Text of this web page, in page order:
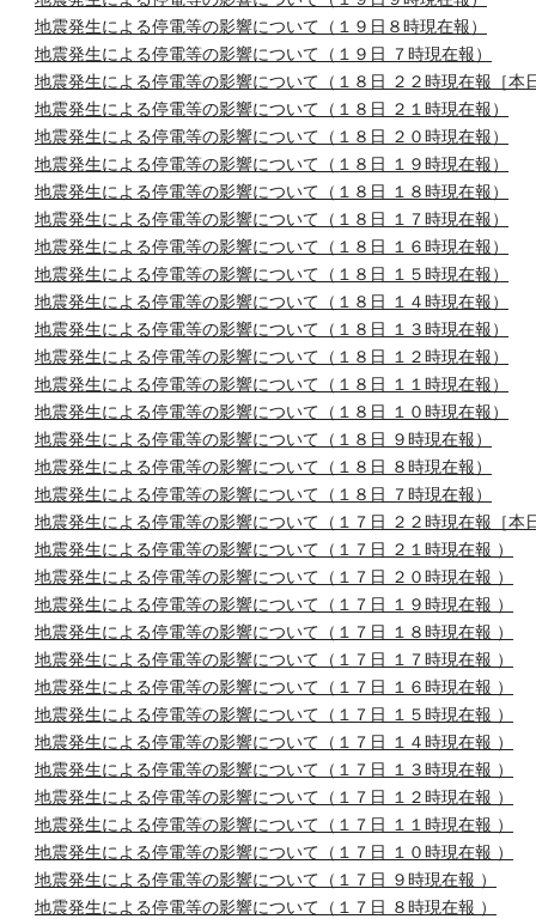
地震発生による停電等の影響について（１９日８時現在報）
地震発生による停電等の影響について（１９日 ７時現在報）
地震発生による停電等の影響について（１８日 ２２時現在報［本
地震発生による停電等の影響について（１８日 ２１時現在報）
地震発生による停電等の影響について（１８日 ２０時現在報）
地震発生による停電等の影響について（１８日 １９時現在報）
地震発生による停電等の影響について（１８日 １８時現在報）
地震発生による停電等の影響について（１８日 １７時現在報）
地震発生による停電等の影響について（１８日 １６時現在報）
地震発生による停電等の影響について（１８日 １５時現在報）
地震発生による停電等の影響について（１８日 １４時現在報）
地震発生による停電等の影響について（１８日 １３時現在報）
地震発生による停電等の影響について（１８日 １２時現在報）
地震発生による停電等の影響について（１８日 １１時現在報）
地震発生による停電等の影響について（１８日 １０時現在報）
地震発生による停電等の影響について（１８日 ９時現在報）
地震発生による停電等の影響について（１８日 ８時現在報）
地震発生による停電等の影響について（１８日 ７時現在報）
地震発生による停電等の影響について（１７日 ２２時現在報［本
地震発生による停電等の影響について（１７日 ２１時現在報 ）
地震発生による停電等の影響について（１７日 ２０時現在報 ）
地震発生による停電等の影響について（１７日 １９時現在報 ）
地震発生による停電等の影響について（１７日 １８時現在報 ）
地震発生による停電等の影響について（１７日 １７時現在報 ）
地震発生による停電等の影響について（１７日 １６時現在報 ）
地震発生による停電等の影響について（１７日 １５時現在報 ）
地震発生による停電等の影響について（１７日 １４時現在報 ）
地震発生による停電等の影響について（１７日 １３時現在報 ）
地震発生による停電等の影響について（１７日 １２時現在報 ）
地震発生による停電等の影響について（１７日 １１時現在報 ）
地震発生による停電等の影響について（１７日 １０時現在報 ）
地震発生による停電等の影響について（１７日 ９時現在報 ）
地震発生による停電等の影響について（１７日 ８時現在報 ）